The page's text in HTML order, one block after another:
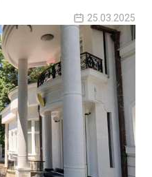
25.03.2025